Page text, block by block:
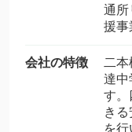
通所
援事
会社の特徴
二
達中
す。
き
を行